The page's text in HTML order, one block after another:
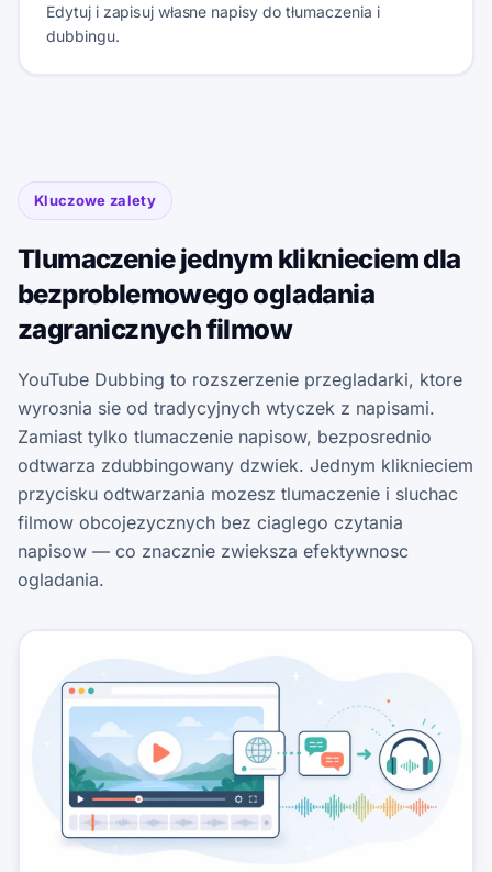
Edytuj i zapisuj własne napisy do tłumaczenia i
dubbingu.
Kluczowe zalety
Tlumaczenie jednym kliknieciem dla
bezproblemowego ogladania
zagranicznych filmow
YouTube Dubbing to rozszerzenie przegladarki, ktore
wyrозnia sie od tradycyjnych wtyczek z napisami.
Zamiast tylko tlumaczenie napisow, bezposrednio
odtwarza zdubbingowany dzwiek. Jednym kliknieciem
przycisku odtwarzania mozesz tlumaczenie i sluchac
filmow obcojezycznych bez ciaglego czytania
napisow — co znacznie zwieksza efektywnosc
ogladania.